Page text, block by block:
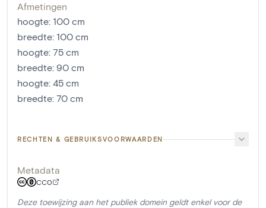
Afmetingen
hoogte: 100 cm
breedte: 100 cm
hoogte: 75 cm
breedte: 90 cm
hoogte: 45 cm
breedte: 70 cm
RECHTEN & GEBRUIKSVOORWAARDEN
Metadata
CC0
Deze toewijzing aan het publiek domein geldt enkel voor de